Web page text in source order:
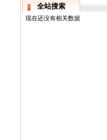
全站搜索
现在还没有相关数据